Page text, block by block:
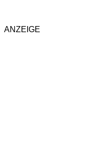
ANZEIGE